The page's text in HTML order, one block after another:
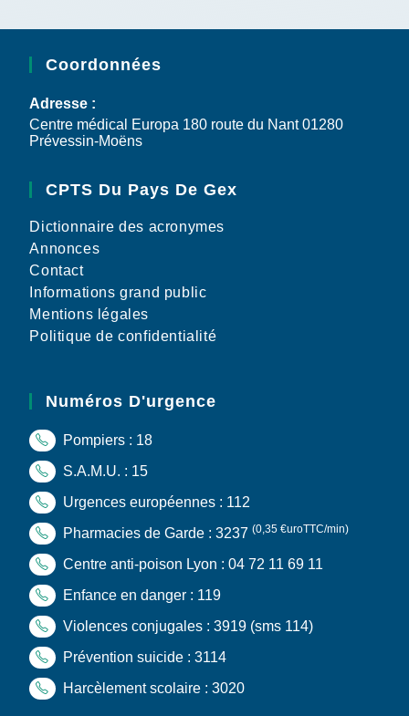
Coordonnées
Adresse :
Centre médical Europa 180 route du Nant 01280
Prévessin-Moëns
CPTS Du Pays De Gex
Dictionnaire des acronymes
Annonces
Contact
Informations grand public
Mentions légales
Politique de confidentialité
Numéros D'urgence
Pompiers : 18
S.A.M.U. : 15
Urgences européennes : 112
Pharmacies de Garde : 3237(0,35 €uroTTC/min)
Centre anti-poison Lyon : 04 72 11 69 11
Enfance en danger : 119
Violences conjugales : 3919 (sms 114)
Prévention suicide : 3114
Harcèlement scolaire : 3020